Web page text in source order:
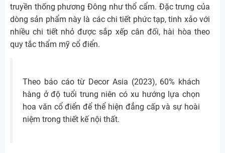
truyền thống phương Đông như thổ cẩm. Đặc trưng của
dòng sản phẩm này là các chi tiết phức tạp, tinh xảo với
nhiều chi tiết nhỏ được sắp xếp cân đối, hài hòa theo
quy tắc thẩm mỹ cổ điển.
Theo báo cáo từ Decor Asia (2023), 60% khách
hàng ở độ tuổi trung niên có xu hướng lựa chọn
hoa văn cổ điển để thể hiện đẳng cấp và sự hoài
niệm trong thiết kế nội thất.